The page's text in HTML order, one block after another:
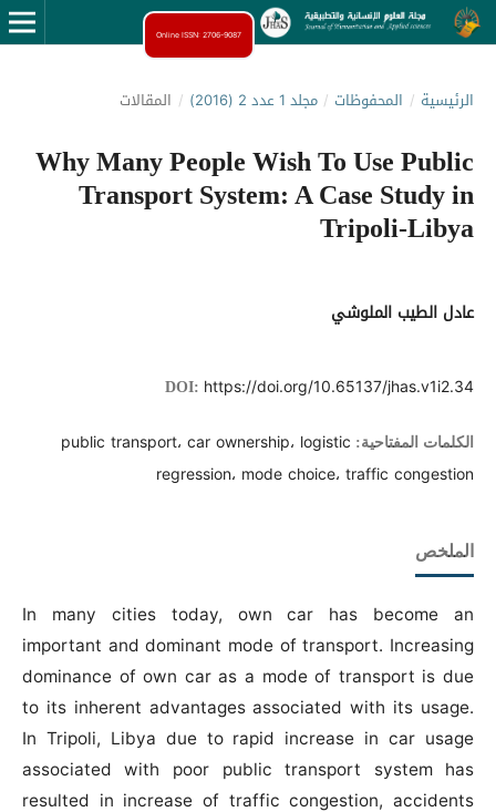
Online ISSN: 2706-9087
الرئيسية / المحفوظات / مجلد 1 عدد 2 (2016) / المقالات
Why Many People Wish To Use Public
Transport System: A Case Study in
Tripoli-Libya
عادل الطيب الملوشي
DOI: https://doi.org/10.65137/jhas.v1i2.34
الكلمات المفتاحية: public transport، car ownership، logistic
regression، mode choice، traffic congestion
الملخص
In many cities today, own car has become an
important and dominant mode of transport. Increasing
dominance of own car as a mode of transport is due
to its inherent advantages associated with its usage.
In Tripoli, Libya due to rapid increase in car usage
associated with poor public transport system has
resulted in increase of traffic congestion, accidents